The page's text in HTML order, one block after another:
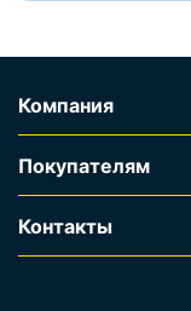
Компания
Покупателям
Контакты